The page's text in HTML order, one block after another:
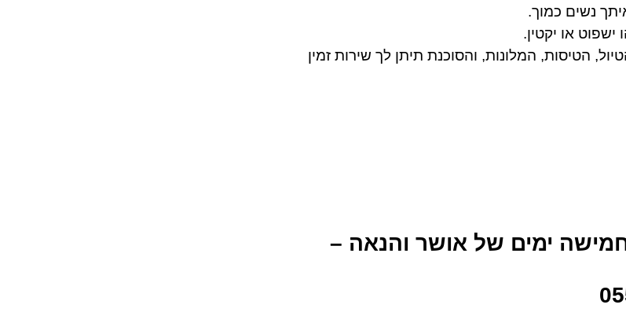
נשים כמוך.
או יקטין.
הטיסות, המלונות, והסוכנת תיתן לך שירות זמין
נשים למונטנגרו הקסומה 4-8/10 חמישה ימים של אושר והנאה –